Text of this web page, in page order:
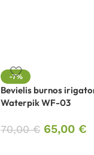
-7%
Bevielis burnos
Waterpik WF-03
70,00€ 65,00 €